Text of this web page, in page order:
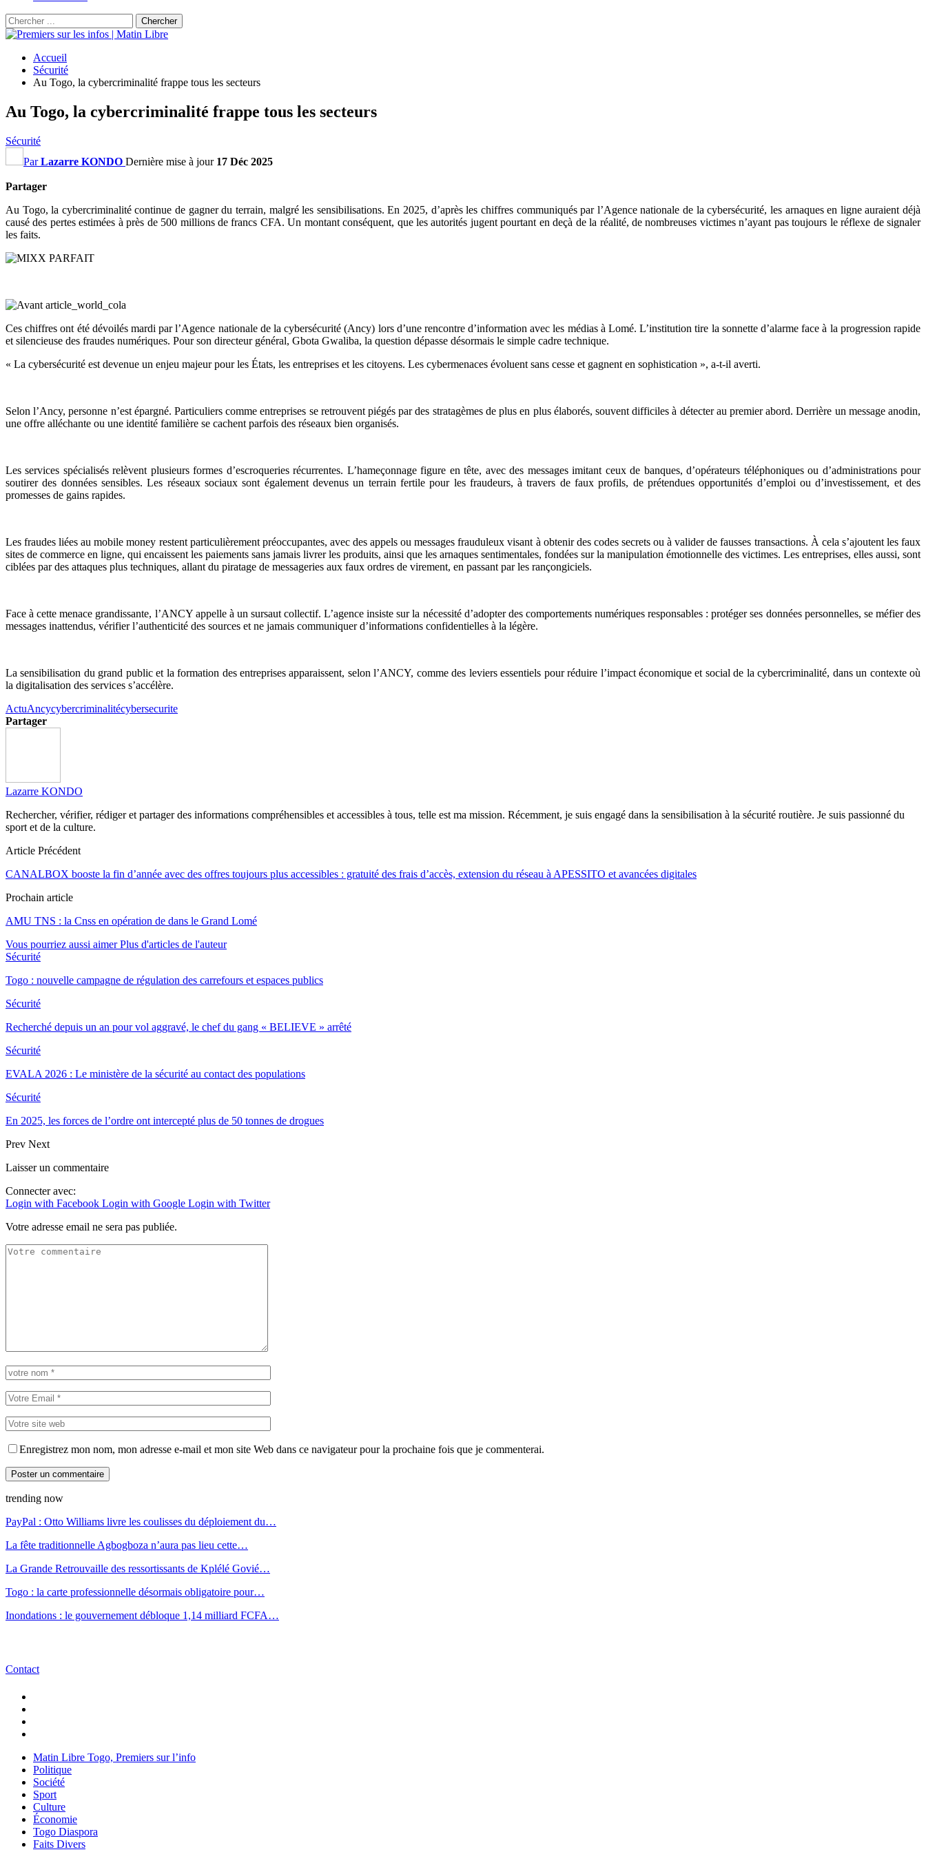
Accueil
Sécurité
Au Togo, la cybercriminalité frappe tous les secteurs
Au Togo, la cybercriminalité frappe tous les secteurs
Sécurité
ParLazarre KONDO Dernière mise à jour 17 Déc 2025
Partager
Au Togo, la cybercriminalité continue de gagner du terrain, malgré les sensibilisations. En 2025, d’après les chiffres communiqués par l’Agence nationale de la cybersécurité, les arnaques en ligne auraient déjà
causé des pertes estimées à près de 500 millions de francs CFA. Un montant conséquent, que les autorités jugent pourtant en deçà de la réalité, de nombreuses victimes n’ayant pas toujours le réflexe de signaler
les faits.
Ces chiffres ont été dévoilés mardi par l’Agence nationale de la cybersécurité (Ancy) lors d’une rencontre d’information avec les médias à Lomé. L’institution tire la sonnette d’alarme face à la progression rapide
et silencieuse des fraudes numériques. Pour son directeur général, Gbota Gwaliba, la question dépasse désormais le simple cadre technique.
« La cybersécurité est devenue un enjeu majeur pour les États, les entreprises et les citoyens. Les cybermenaces évoluent sans cesse et gagnent en sophistication », a-t-il averti.
Selon l’Ancy, personne n’est épargné. Particuliers comme entreprises se retrouvent piégés par des stratagèmes de plus en plus élaborés, souvent difficiles à détecter au premier abord. Derrière un message anodin,
une offre alléchante ou une identité familière se cachent parfois des réseaux bien organisés.
Les services spécialisés relèvent plusieurs formes d’escroqueries récurrentes. L’hameçonnage figure en tête, avec des messages imitant ceux de banques, d’opérateurs téléphoniques ou d’administrations pour
soutirer des données sensibles. Les réseaux sociaux sont également devenus un terrain fertile pour les fraudeurs, à travers de faux profils, de prétendues opportunités d’emploi ou d’investissement, et des
promesses de gains rapides.
Les fraudes liées au mobile money restent particulièrement préoccupantes, avec des appels ou messages frauduleux visant à obtenir des codes secrets ou à valider de fausses transactions. À cela s’ajoutent les faux
sites de commerce en ligne, qui encaissent les paiements sans jamais livrer les produits, ainsi que les arnaques sentimentales, fondées sur la manipulation émotionnelle des victimes. Les entreprises, elles aussi, sont
ciblées par des attaques plus techniques, allant du piratage de messageries aux faux ordres de virement, en passant par les rançongiciels.
Face à cette menace grandissante, l’ANCY appelle à un sursaut collectif. L’agence insiste sur la nécessité d’adopter des comportements numériques responsables : protéger ses données personnelles, se méfier des
messages inattendus, vérifier l’authenticité des sources et ne jamais communiquer d’informations confidentielles à la légère.
La sensibilisation du grand public et la formation des entreprises apparaissent, selon l’ANCY, comme des leviers essentiels pour réduire l’impact économique et social de la cybercriminalité, dans un contexte où
la digitalisation des services s’accélère.
ActuAncycybercriminalitécybersecurite
Partager
Lazarre KONDO
Rechercher, vérifier, rédiger et partager des informations compréhensibles et accessibles à tous, telle est ma mission. Récemment, je suis engagé dans la sensibilisation à la sécurité routière. Je suis passionné du
sport et de la culture.
Article Précédent
CANALBOX booste la fin d’année avec des offres toujours plus accessibles : gratuité des frais d’accès, extension du réseau à APESSITO et avancées digitales
Prochain article
AMU TNS : la Cnss en opération de dans le Grand Lomé
Vous pourriez aussi aimer Plus d'articles de l'auteur
Sécurité
Togo : nouvelle campagne de régulation des carrefours et espaces publics
Sécurité
Recherché depuis un an pour vol aggravé, le chef du gang « BELIEVE » arrêté
Sécurité
EVALA 2026 : Le ministère de la sécurité au contact des populations
Sécurité
En 2025, les forces de l’ordre ont intercepté plus de 50 tonnes de drogues
Prev Next
Laisser un commentaire
Connecter avec:
Login with Facebook Login with Google Login with Twitter
Votre adresse email ne sera pas publiée.
Enregistrez mon nom, mon adresse e-mail et mon site Web dans ce navigateur pour la prochaine fois que je commenterai.
trending now
PayPal : Otto Williams livre les coulisses du déploiement du…
La fête traditionnelle Agbogboza n’aura pas lieu cette…
La Grande Retrouvaille des ressortissants de Kplélé Govié…
Togo : la carte professionnelle désormais obligatoire pour…
Inondations : le gouvernement débloque 1,14 milliard FCFA…
Contact
Matin Libre Togo, Premiers sur l’info
Politique
Société
Sport
Culture
Économie
Togo Diaspora
Faits Divers